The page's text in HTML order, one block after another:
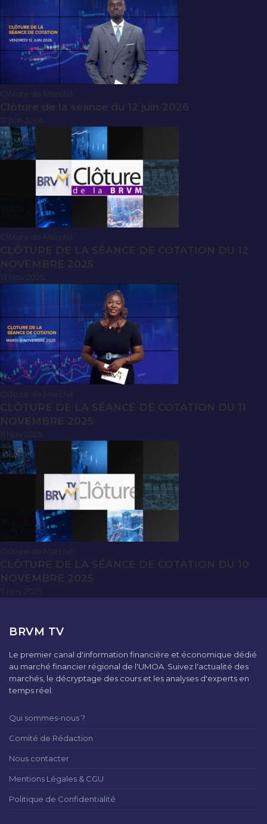
Clôture de la séance du 12 juin 2026
CLÔTURE DE LA SÉANCE DE COTATION DU 12
NOVEMBRE 2025
CLÔTURE DE LA SÉANCE DE COTATION DU 11
NOVEMBRE 2025
CLÔTURE DE LA SÉANCE DE COTATION DU 10
NOVEMBRE 2025
BRVM TV
Le premier canal d'information financière et économique dédié
au marché financier régional de l'UMOA. Suivez l'actualité des
marchés, le décryptage des cours et les analyses d'experts en
temps réel.
Qui sommes-nous ?
Comité de Rédaction
Nous contacter
Mentions Légales & CGU
Politique de Confidentialité